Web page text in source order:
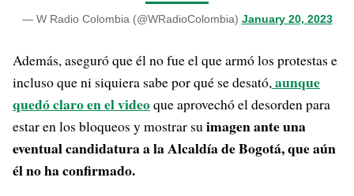
— W Radio Colombia (@WRadioColombia) January 20, 2023
Además, aseguró que él no fue el que armó los protestas e
incluso que ni siquiera sabe por qué se desató,aunque
quedó claro en el videoque aprovechó el desorden para
estar en los bloqueos y mostrar suimagen ante una
eventual candidatura a la Alcaldía de Bogotá, que aún
él no ha confirmado.